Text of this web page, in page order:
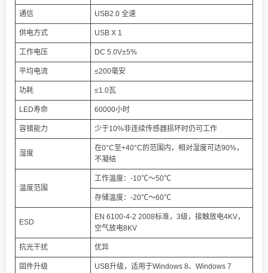
通信 USB2.0 全速
供电方式 USB X 1
工作电压 DC 5.0V±5%
平均电流 ≤200毫安
功耗 ≤1.0瓦
LED寿命 60000小时
容错能力 少于10%非连续传感器损坏时仍可工作
湿度
在0°C至+40°C的范围内，相对湿度可达90%，
不凝结
温度范围
工作温度：-10℃～50℃
存储温度：-20℃～60℃
ESD
EN 6100-4-2 2008标准，3级，接触放电4KV，
空气放电8KV
抗光干扰 优异
固件升级 USB升级，适用于Windows 8、Windows 7